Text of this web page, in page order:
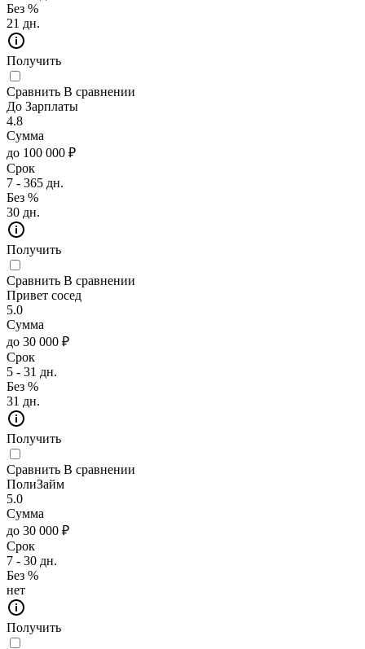
Без %
21 дн.
Получить
Сравнить В сравнении
До Зарплаты
4.8
Сумма
до 100 000 ₽
Срок
7 - 365 дн.
Без %
30 дн.
Получить
Сравнить В сравнении
Привет сосед
5.0
Сумма
до 30 000 ₽
Срок
5 - 31 дн.
Без %
31 дн.
Получить
Сравнить В сравнении
ПолиЗайм
5.0
Сумма
до 30 000 ₽
Срок
7 - 30 дн.
Без %
нет
Получить